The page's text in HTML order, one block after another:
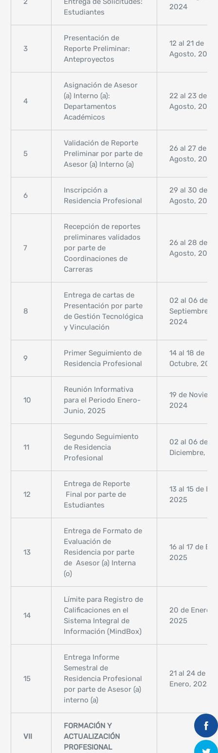
Estudiantes
2024
3
Presentación de
Reporte Preliminar:
Anteproyectos
12 al 21 de
Agosto, 2024
4
Asignación de Asesor
(a) Interno (a):
Departamentos
Académicos
22 al 23 de
Agosto, 2024
5
Validación de Reporte
Preliminar por parte de
Asesor (a) Interno (a)
26 al 27 de
Agosto, 2024
6
Inscripción a
Residencia Profesional
29 al 30 de
Agosto, 2024
7
Recepción de reportes
preliminares validados
por parte de
Coordinaciones de
Carreras
26 al 28 de
Agosto, 2024
8
Entrega de cartas de
Presentación por parte
de Gestión Tecnológica
y Vinculación
02 al 06 de
Septiembre,
2024
9
Primer Seguimiento de
Residencia Profesional
14 al 18 de
Octubre,
10
Reunión Informativa
para el Periodo Enero-
Junio, 2025
19 de
2024
11
Segundo Seguimiento
de Residencia
Profesional
02 al 06 de
Diciembre,
12
Entrega de Reporte
Final por parte de
Estudiantes
13 al 15 de
2025
13
Entrega de Formato de
Evaluación de
Residencia por parte
de Asesor (a) Interna
(o)
16 al 17 de
2025
14
Límite para Registro de
Calificaciones en el
Sistema Integral de
Información (MindBox)
20 de Enero,
2025
15
Entrega Informe
Semestral de
Residencia Profesional
por parte de Asesor (a)
interno (a)
21 al 24 de
Enero, 2025
VII
FORMACIÓN Y
ACTUALIZACIÓN
PROFESIONAL